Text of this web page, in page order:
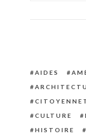
AIDES
CULTURE
HISTOIRE